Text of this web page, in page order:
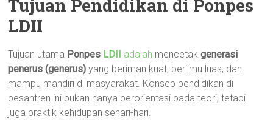
Tujuan Pendidikan di Ponpes
LDII
Tujuan utama Ponpes LDII adalah mencetakgenerasi
penerus (generus) yang beriman kuat, berilmu luas, dan
mampu mandiri di masyarakat. Konsep pendidikan di
pesantren ini bukan hanya berorientasi pada teori, tetapi
juga praktik kehidupan sehari-hari.